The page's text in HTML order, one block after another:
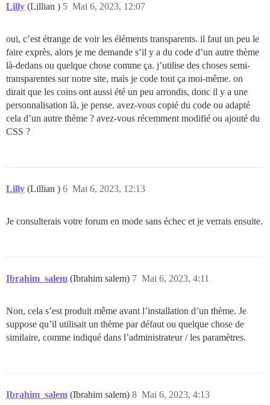
Lilly (Lillian ) Mai 6, 2023, 12:07
5
oui, c’est étrange de voir les éléments transparents. il faut un peu le
faire exprès, alors je me demande s’il y a du code d’un autre thème
là-dedans ou quelque chose comme ça. j’utilise des choses semi-
transparentes sur notre site, mais je code tout ça moi-même. on
dirait que les coins ont aussi été un peu arrondis, donc il y a une
personnalisation là, je pense. avez-vous copié du code ou adapté
cela d’un autre thème ? avez-vous récemment modifié ou ajouté du
CSS ?
Lilly (Lillian ) Mai 6, 2023, 12:13
6
Je consulterais votre forum en mode sans échec et je verrais ensuite.
Ibrahim_salem (Ibrahim salem) Mai 6, 2023, 4:11
7
Non, cela s’est produit même avant l’installation d’un thème. Je
suppose qu’il utilisait un thème par défaut ou quelque chose de
similaire, comme indiqué dans l’administrateur / les paramètres.
Ibrahim_salem (Ibrahim salem) Mai 6, 2023, 4:13
8